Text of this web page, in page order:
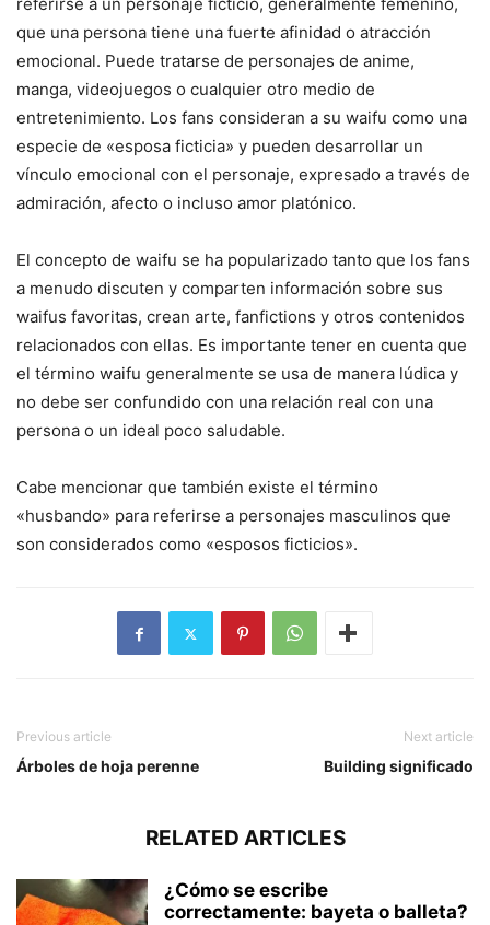
que una persona tiene una fuerte afinidad o atracción
emocional. Puede tratarse de personajes de anime,
manga, videojuegos o cualquier otro medio de
entretenimiento. Los fans consideran a su waifu como una
especie de «esposa ficticia» y pueden desarrollar un
vínculo emocional con el personaje, expresado a través de
admiración, afecto o incluso amor platónico.
El concepto de waifu se ha popularizado tanto que los fans
a menudo discuten y comparten información sobre sus
waifus favoritas, crean arte, fanfictions y otros contenidos
relacionados con ellas. Es importante tener en cuenta que
el término waifu generalmente se usa de manera lúdica y
no debe ser confundido con una relación real con una
persona o un ideal poco saludable.
Cabe mencionar que también existe el término
«husbando» para referirse a personajes masculinos que
son considerados como «esposos ficticios».
Previous article
Árboles de hoja perenne
Next article
Building significado
RELATED ARTICLES
¿Cómo se escribe
correctamente: bayeta o balleta?